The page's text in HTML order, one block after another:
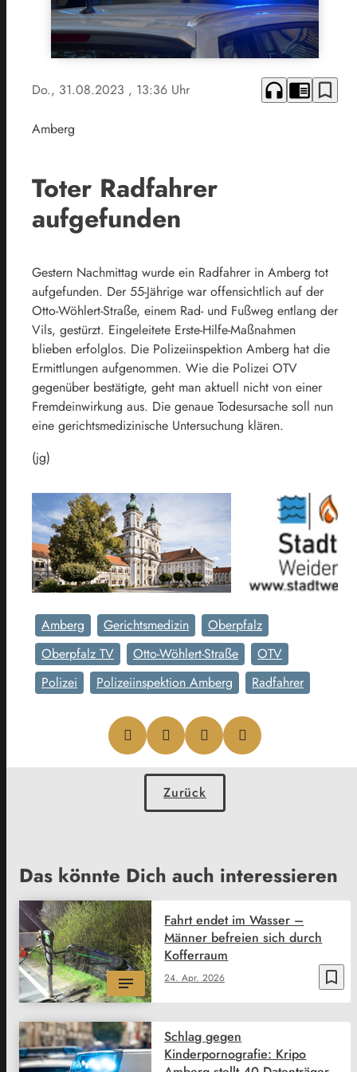
Do., 31.08.2023 , 13:36 Uhr headphones chrome_reader_mode bookmark_border
Amberg
Toter Radfahrer
aufgefunden
Gestern Nachmittag wurde ein Radfahrer in Amberg tot
aufgefunden. Der 55-Jährige war offensichtlich auf der
Otto-Wöhlert-Straße, einem Rad- und Fußweg entlang der
Vils, gestürzt. Eingeleitete Erste-Hilfe-Maßnahmen
blieben erfolglos. Die Polizeiinspektion Amberg hat die
Ermittlungen aufgenommen. Wie die Polizei OTV
gegenüber bestätigte, geht man aktuell nicht von einer
Fremdeinwirkung aus. Die genaue Todesursache soll nun
eine gerichtsmedizinische Untersuchung klären.
(jg)
Amberg Gerichtsmedizin
Oberpfalz
Oberpfalz TV
Otto-Wöhlert-Straße
OTV
Polizei
Polizeiinspektion Amberg Radfahrer
Zurück
Das könnte Dich auch interessieren
bookmark_border
24. Apr. 2026
Fahrt endet im Wasser –
Männer befreien sich durch
Kofferraum
Schlag gegen
Kinderpornografie: Kripo